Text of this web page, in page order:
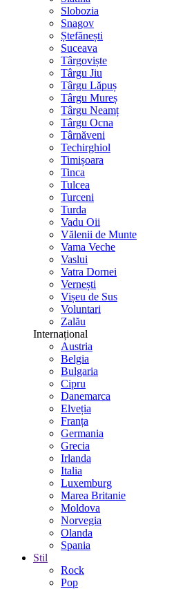
Slobozia
Snagov
Ștefănești
Suceava
Târgoviște
Târgu Jiu
Târgu Lăpuș
Târgu Mureș
Târgu Neamț
Târgu Ocna
Târnăveni
Techirghiol
Timișoara
Tinca
Tulcea
Turceni
Turda
Vadu Oii
Vălenii de Munte
Vama Veche
Vaslui
Vatra Dornei
Vernești
Vișeu de Sus
Voluntari
Zalău
Internațional
Austria
Belgia
Bulgaria
Cipru
Danemarca
Elveția
Franța
Germania
Grecia
Irlanda
Italia
Luxemburg
Marea Britanie
Moldova
Norvegia
Olanda
Spania
Stil
Rock
Pop